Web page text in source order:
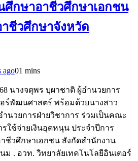
ศึกษาอาชีวศึกษาเอกชน
ชีวศึกษาจังหวัด
ago01 mins
นางจตุพร บุผาชาติ ผู้อำนวยการ
ร์พัฒนศาสตร์ พร้อมด้วยนางสาว
นวยการฝ่ายวิชาการ ร่วมเป็นคณะ
ใช้จ่ายเงินอุดหนุน ประจำปีการ
ชีวศึกษาเอกชน สังกัดสำนักงาน
. อวท. วิทยาลัยเทคโนโลยีอินเตอร์